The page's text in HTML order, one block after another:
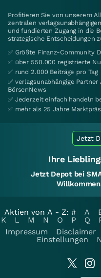
Profitieren Sie von unserem
zentralen
und fundierten Zugang in die
strategische Entscheidungen
✅ Größte Finanz-Community
✅ über 550.000 registrierte
✅ rund 2.000 Beiträge pro Tag
✅ verlagsunabhängige
BörsenNews
✅ Jederzeit einfach handeln
✅ mehr als 25 Jahre
Jetzt
Ihre
Jetzt Depot bei
Aktien von A - Z: # A
K
L M N O P Q
Impressum
Disclaimer
Einstellungen